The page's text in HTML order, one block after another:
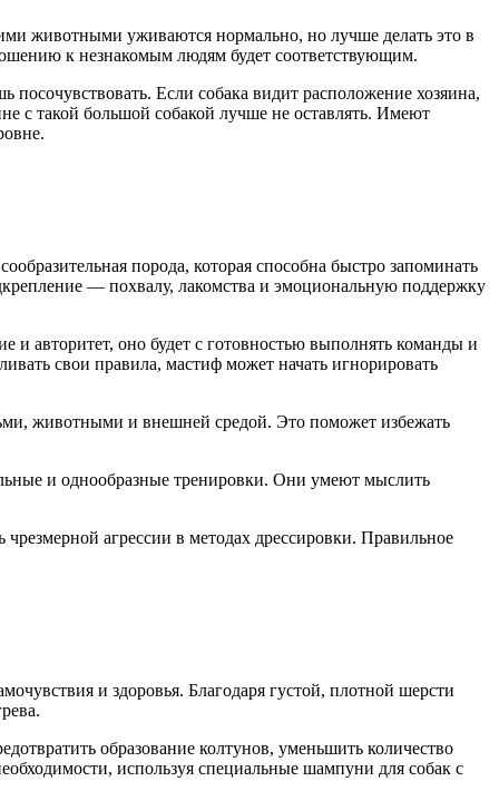
животными уживаются нормально, но лучше делать это в
к незнакомым людям будет соответствующим.
Если собака видит расположение хозяина,
с такой большой собакой лучше не оставлять. Имеют
порода, которая способна быстро запоминать
— похвалу, лакомства и эмоциональную поддержку
и авторитет, оно будет с готовностью выполнять команды и
свои правила, мастиф может начать игнорировать
животными и внешней средой. Это поможет избежать
и однообразные тренировки. Они умеют мыслить
агрессии в методах дрессировки. Правильное
и здоровья. Благодаря густой, плотной шерсти
образование колтунов, уменьшить количество
используя специальные шампуни для собак с